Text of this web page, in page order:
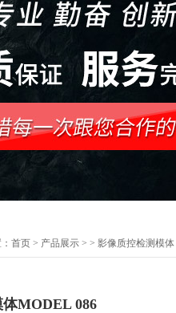
首页 > 产品展示 > > 影像质控检测模体
MODEL 086